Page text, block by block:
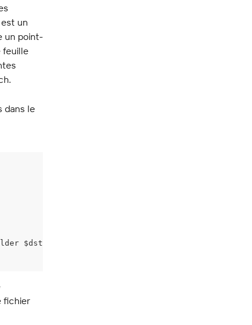
un
un point-
feuille
dans le
$dstPath -Subsites
fichier